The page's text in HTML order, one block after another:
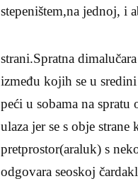
stepeništem,na jednoj, i
strani.Spratna
između kojih se u
peći u sobama na
ulaza jer se s obje
pretprostor(araluk) s
odgovara seoskoj